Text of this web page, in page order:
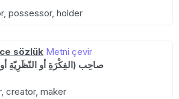
possessor, holder
sözlük Metni çevir
صاحِب (الفِكْرَةِ أو النّظَرِيّةِ
creator, maker